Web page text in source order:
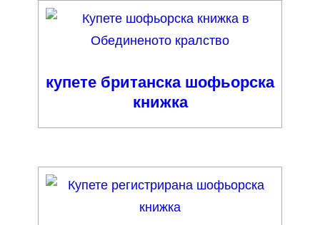
купете британска шофьорска
книжка